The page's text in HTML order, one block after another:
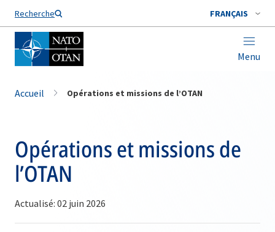
Recherche FRANÇAIS
Menu
Nom de famille*
Accueil Opérations et missions de l’OTAN
Opérations et missions de
l’OTAN
Actualisé: 02 juin 2026